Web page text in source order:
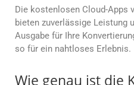
Die kostenlosen Cloud-Apps
bieten zuverlässige Leistung
Ausgabe für Ihre
so für ein nahtloses Erlebnis.
Wie genau ist die